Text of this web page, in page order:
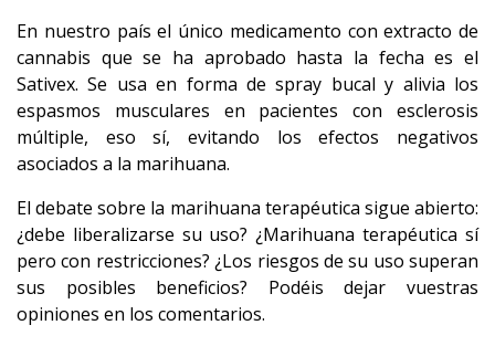
En nuestro país el único medicamento con extracto de
cannabis que se ha aprobado hasta la fecha es el
Sativex. Se usa en forma de spray bucal y alivia los
espasmos musculares en pacientes con esclerosis
múltiple, eso sí, evitando los efectos negativos
asociados a la marihuana.
El debate sobre la marihuana terapéutica sigue abierto:
¿debe liberalizarse su uso? ¿Marihuana terapéutica sí
pero con restricciones? ¿Los riesgos de su uso superan
sus posibles beneficios? Podéis dejar vuestras
opiniones en los comentarios.